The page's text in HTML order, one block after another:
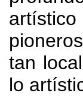
tan
lo